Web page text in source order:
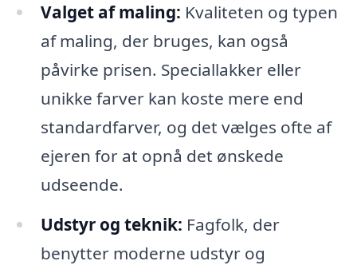
Valget af maling: Kvaliteten og typen
af maling, der bruges, kan også
påvirke prisen. Speciallakker eller
unikke farver kan koste mere end
standardfarver, og det vælges ofte af
ejeren for at opnå det ønskede
udseende.
Udstyr og teknik: Fagfolk, der
benytter moderne udstyr og